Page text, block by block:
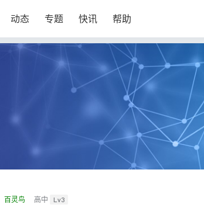
动态 专题 快讯 帮助
百灵鸟 高中
Lv3